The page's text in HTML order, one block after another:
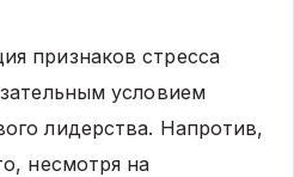
признаков стресса
условием
лидерства. Напротив,
несмотря на